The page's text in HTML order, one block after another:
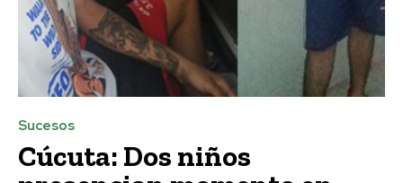
Sucesos
Cúcuta: Dos niños